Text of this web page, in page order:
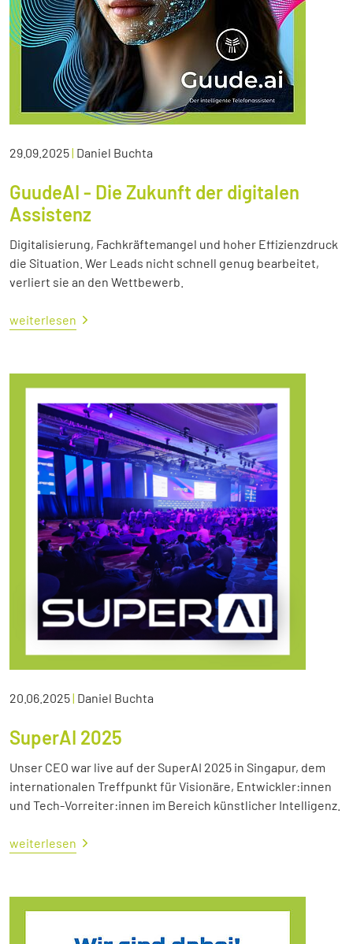
29.09.2025| Daniel Buchta
GuudeAI - Die Zukunft der digitalen
Assistenz
Digitalisierung, Fachkräftemangel und hoher Effizienzdruck
die Situation. Wer Leads nicht schnell genug bearbeitet,
verliert sie an den Wettbewerb.
weiterlesen
20.06.2025| Daniel Buchta
SuperAI 2025
Unser CEO war live auf der SuperAI 2025 in Singapur, dem
internationalen Treffpunkt für Visionäre, Entwickler:innen
und Tech-Vorreiter:innen im Bereich künstlicher Intelligenz.
weiterlesen